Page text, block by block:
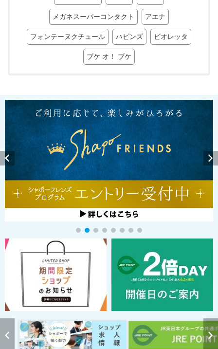
メガネスーパーコンタクト アエナ
フォンテーヌクチュール ハピンズ ビオレッタ
ブケ オ！ ブケ